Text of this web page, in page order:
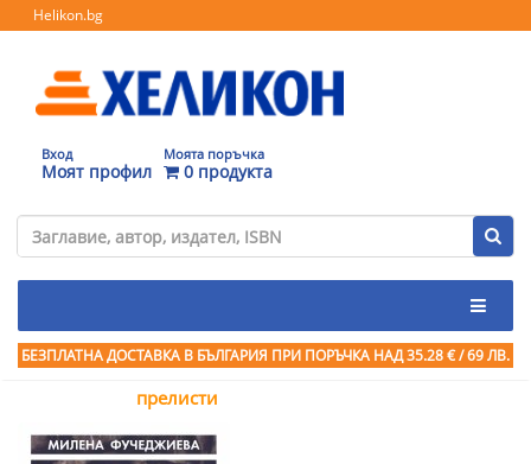
Helikon.bg
Вход
Моят профил
Моята поръчка
0 продукта
БЕЗПЛАТНА ДОСТАВКА В БЪЛГАРИЯ ПРИ ПОРЪЧКА НАД 35.28 € / 69 ЛВ.
прелисти